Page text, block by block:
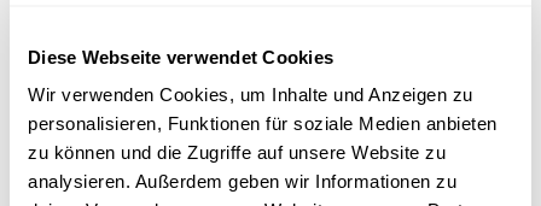
Diese Webseite verwendet Cookies
Wir verwenden Cookies, um Inhalte und Anzeigen zu
personalisieren, Funktionen für soziale Medien anbieten
zu können und die Zugriffe auf unsere Website zu
analysieren. Außerdem geben wir Informationen zu